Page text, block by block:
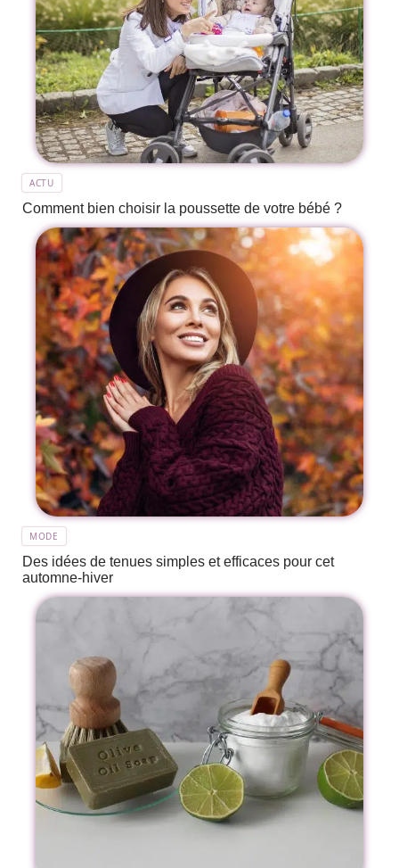
ACTU
Comment bien choisir la poussette de votre bébé ?
MODE
Des idées de tenues simples et efficaces pour cet
automne-hiver